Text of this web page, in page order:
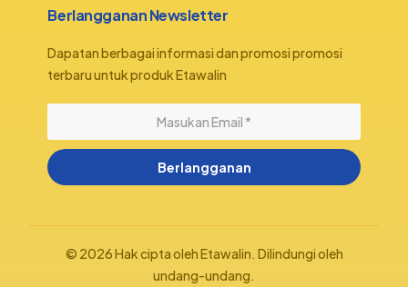
Berlangganan Newsletter
Dapatan berbagai informasi dan promosi promosi
terbaru untuk produk Etawalin
Berlangganan
© 2026 Hak cipta oleh Etawalin. Dilindungi oleh
undang-undang.